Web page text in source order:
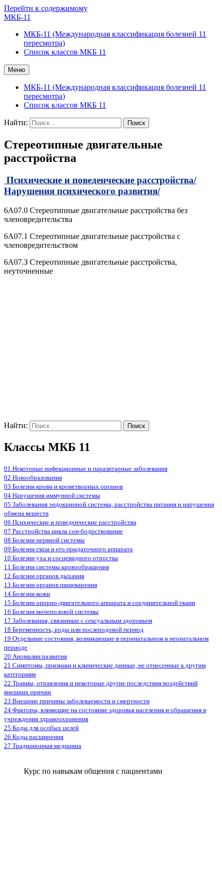
Перейти к содержимому
МКБ-11
МКБ-11 (Международная классификация болезней 11
пересмотра)
Список классов МКБ 11
Меню
МКБ-11 (Международная классификация болезней 11
пересмотра)
Список классов МКБ 11
Найти:
Стереотипные двигательные
расстройства
Психические и поведенческие расстройства/
Нарушения психического развития/
6A07.0 Стереотипные двигательные расстройства без
членовредительства
6A07.1 Стереотипные двигательные расстройства с
членовредительством
6A07.З Стереотипные двигательные расстройства,
неуточненные
Найти:
Классы МКБ 11
01 Некоторые инфекционные и паразитарные заболевания
02 Новообразования
03 Болезни крови и кроветворных органов
04 Нарушения иммунной системы
05 Заболевания эндокринной системы, расстройства питания и нарушения
обмена веществ
06 Психические и поведенческие расстройства
07 Расстройства цикла сон-бодрствование
08 Болезни нервной системы
09 Болезни глаза и его придаточного аппарата
10 Болезни уха и сосцевидного отростка
11 Болезни системы кровообращения
12 Болезни органов дыхания
13 Болезни органов пищеварения
14 Болезни кожи
15 Болезни опорно-двигательного аппарата и соединительной ткани
16 Болезни мочеполовой системы
17 Заболевания, связанные с сексуальным здоровьем
18 Беременность, роды или послеродовой период
19 Отдельные состояния, возникающие в перинатальном и неонатальном
периоде
20 Аномалии развития
21 Симптомы, признаки и клинические данные, не отнесенные к другим
категориям
22 Травмы, отравления и некоторые другие последствия воздействий
внешних причин
23 Внешние причины заболеваемости и смертности
24 Факторы, влияющие на состояние здоровья населения и обращения в
учреждения здравоохранения
25 Коды для особых целей
26 Коды расширения
27 Традиционная медицина
Курс по навыкам общения с пациентами